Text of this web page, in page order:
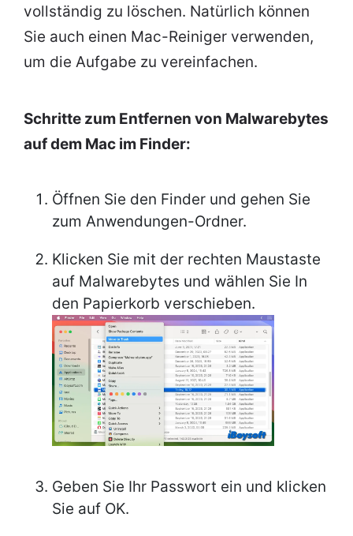
vollständig zu löschen. Natürlich können
Sie auch einen Mac-Reiniger verwenden,
um die Aufgabe zu vereinfachen.
Schritte zum Entfernen von Malwarebytes
auf dem Mac im Finder:
Öffnen Sie den Finder und gehen Sie
zum Anwendungen-Ordner.
Klicken Sie mit der rechten Maustaste
auf Malwarebytes und wählen Sie In
den Papierkorb verschieben.
Geben Sie Ihr Passwort ein und klicken
Sie auf OK.